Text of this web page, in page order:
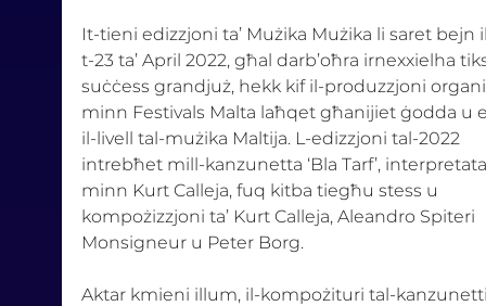
It-tieni edizzjoni ta’ Mużika Mużika li saret bejn
t-23 ta’ April 2022, għal darb’oħra irnexxielha
suċċess grandjuż, hekk kif il-produzzjoni
minn Festivals Malta laħqet għanijiet ġodda u
il-livell tal-mużika Maltija. L-edizzjoni tal-2022
intrebħet mill-kanzunetta ‘Bla Tarf’,
minn Kurt Calleja, fuq kitba tiegħu stess u
kompożizzjoni ta’ Kurt Calleja, Aleandro Spiteri
Monsigneur u Peter Borg.
Aktar kmieni illum, il-kompożituri tal-